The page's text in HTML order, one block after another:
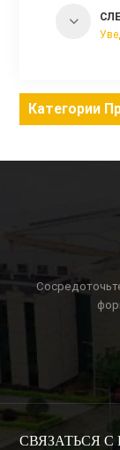
Категории
СВЯЗАТЬСЯ